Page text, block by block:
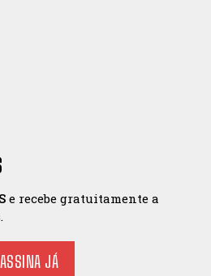
e recebe gratuitamente a
ASSINA JÁ